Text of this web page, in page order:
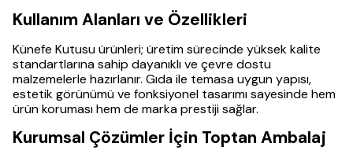
Kullanım Alanları ve Özellikleri
Künefe Kutusu ürünleri; üretim sürecinde yüksek kalite
standartlarına sahip dayanıklı ve çevre dostu
malzemelerle hazırlanır. Gıda ile temasa uygun yapısı,
estetik görünümü ve fonksiyonel tasarımı sayesinde hem
ürün koruması hem de marka prestiji sağlar.
Kurumsal Çözümler İçin Toptan Ambalaj